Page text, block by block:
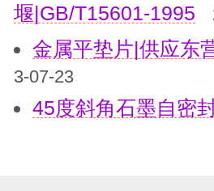
堰|GB/T15601-1995
金属平垫片|供应东
3-07-23
45度斜角石墨自密